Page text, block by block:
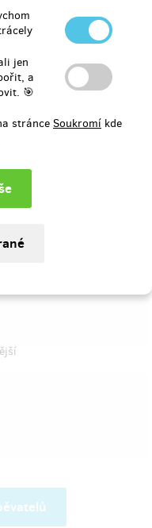
jen
a
🎯
stránce Soukromí kde